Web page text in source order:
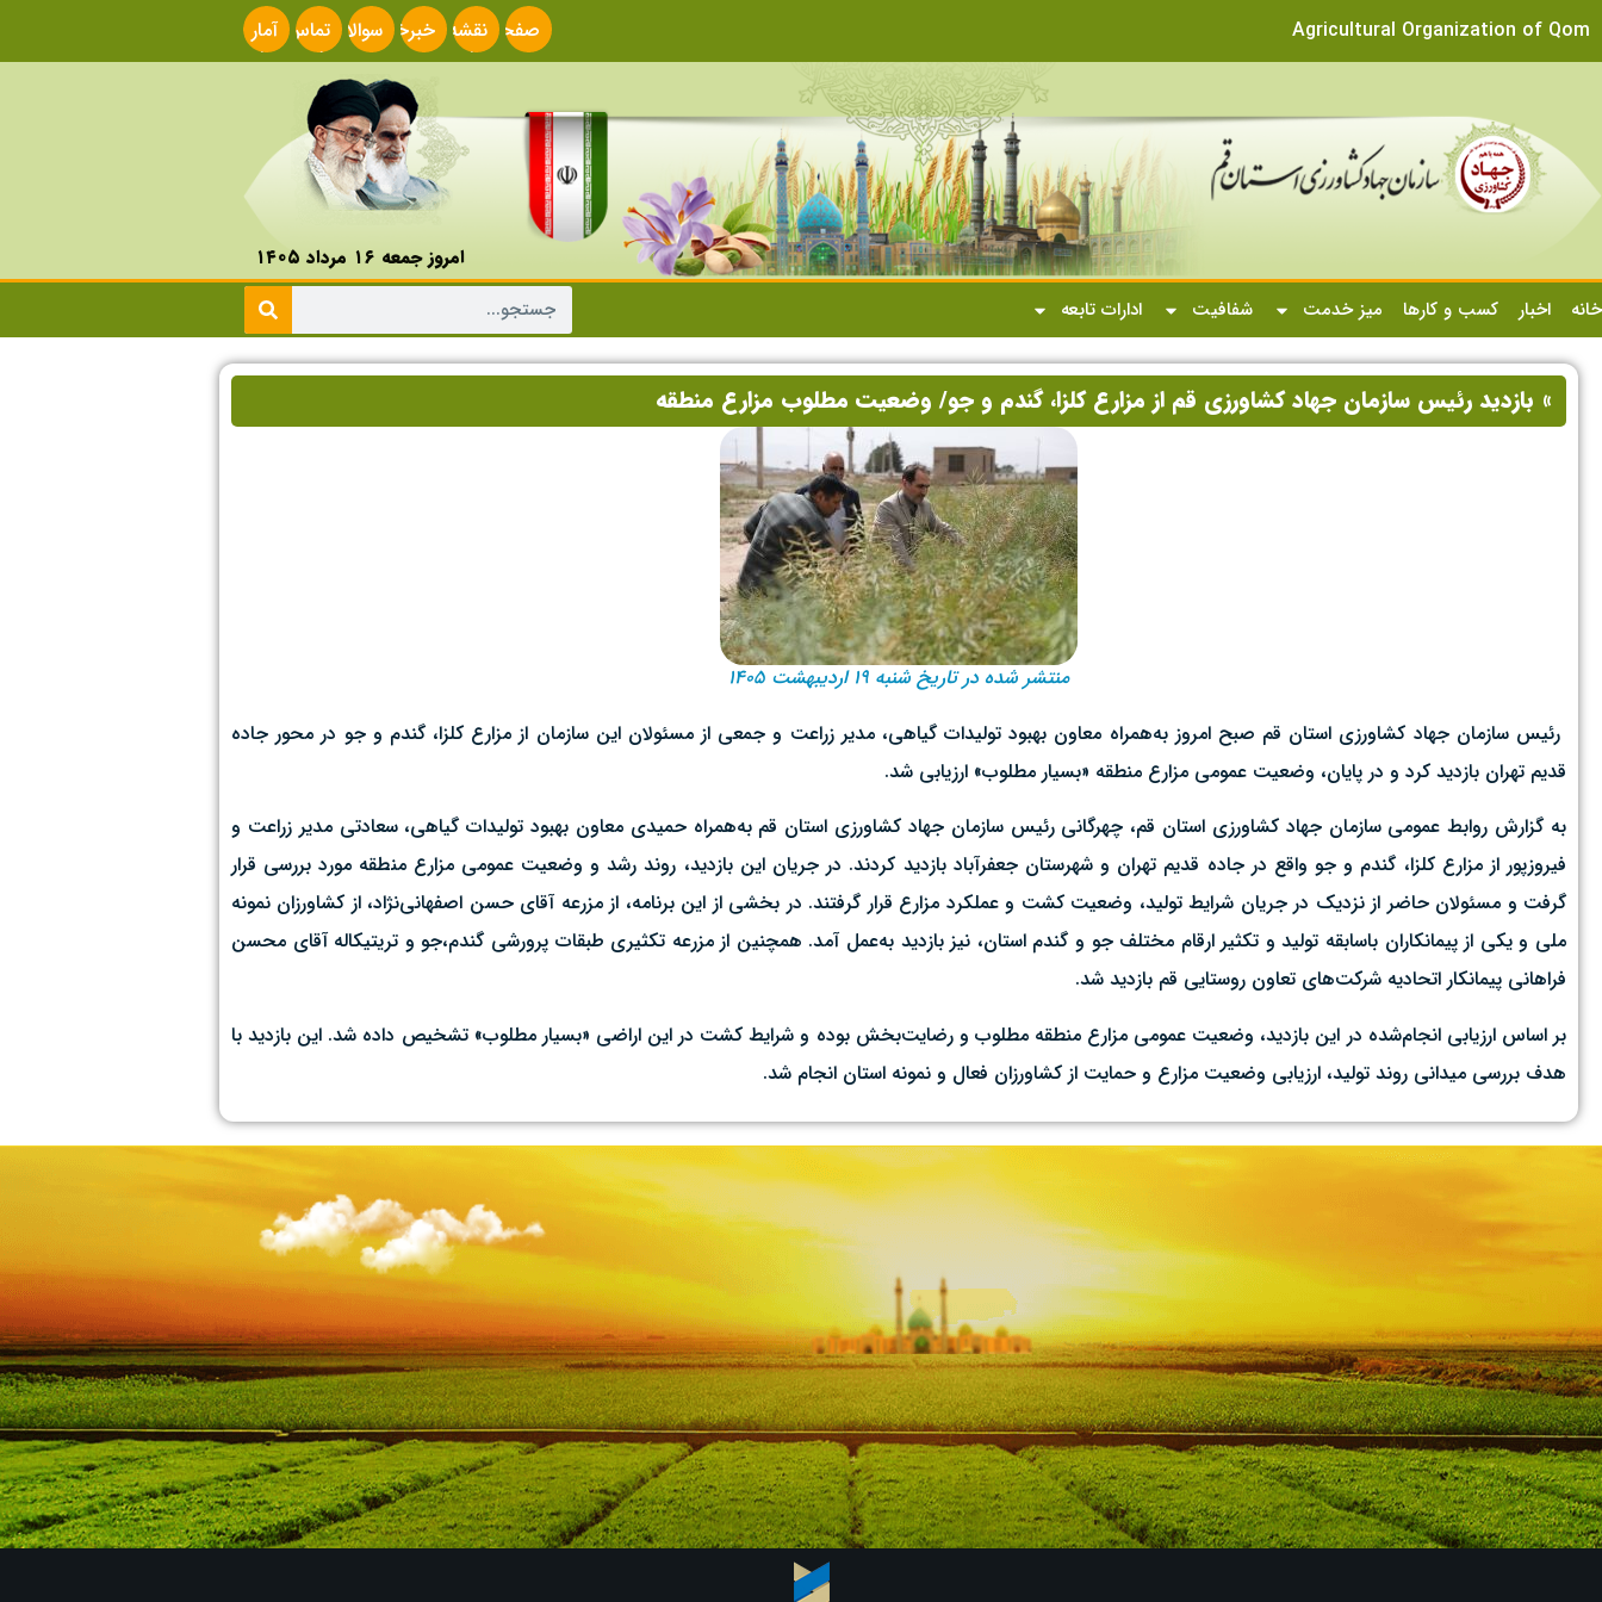
Agricultural Organization of Qom
صفحه
اصلی
نقشه
سایت
خبرخوانسوالات
متداول
تماس
با ما
آمار
سایت
امروز جمعه ۱۶ مرداد ۱۴۰۵
خانه
اخبار کسب و کارها میز خدمت شفافیت ادارات تابعه
» بازدید رئیس سازمان جهاد کشاورزی قم از مزارع کلزا، گندم و جو/ وضعیت مطلوب مزارع منطقه
منتشر شده در تاریخ شنبه ۱۹ اردیبهشت ۱۴۰۵
رئیس سازمان جهاد کشاورزی استان قم صبح امروز به‌همراه معاون بهبود تولیدات گیاهی، مدیر زراعت و جمعی از مسئولان این سازمان از مزارع کلزا، گندم و جو در محور جاده
قدیم تهران بازدید کرد و در پایان، وضعیت عمومی مزارع منطقه «بسیار مطلوب» ارزیابی شد.
به گزارش روابط عمومی سازمان جهاد کشاورزی استان قم، چهرگانی رئیس سازمان جهاد کشاورزی استان قم به‌همراه حمیدی معاون بهبود تولیدات گیاهی، سعادتی مدیر زراعت و
فیروزپور از مزارع کلزا، گندم و جو واقع در جاده قدیم تهران و شهرستان جعفرآباد بازدید کردند. در جریان این بازدید، روند رشد و وضعیت عمومی مزارع منطقه مورد بررسی قرار
گرفت و مسئولان حاضر از نزدیک در جریان شرایط تولید، وضعیت کشت و عملکرد مزارع قرار گرفتند. در بخشی از این برنامه، از مزرعه آقای حسن اصفهانی‌نژاد، از کشاورزان نمونه
ملی و یکی از پیمانکاران باسابقه تولید و تکثیر ارقام مختلف جو و گندم استان، نیز بازدید به‌عمل آمد. همچنین از مزرعه تکثیری طبقات پرورشی گندم،جو و تریتیکاله آقای محسن
فراهانی پیمانکار اتحادیه شرکت‌های تعاون روستایی قم بازدید شد.
بر اساس ارزیابی انجام‌شده در این بازدید، وضعیت عمومی مزارع منطقه مطلوب و رضایت‌بخش بوده و شرایط کشت در این اراضی «بسیار مطلوب» تشخیص داده شد. این بازدید با
هدف بررسی میدانی روند تولید، ارزیابی وضعیت مزارع و حمایت از کشاورزان فعال و نمونه استان انجام شد.